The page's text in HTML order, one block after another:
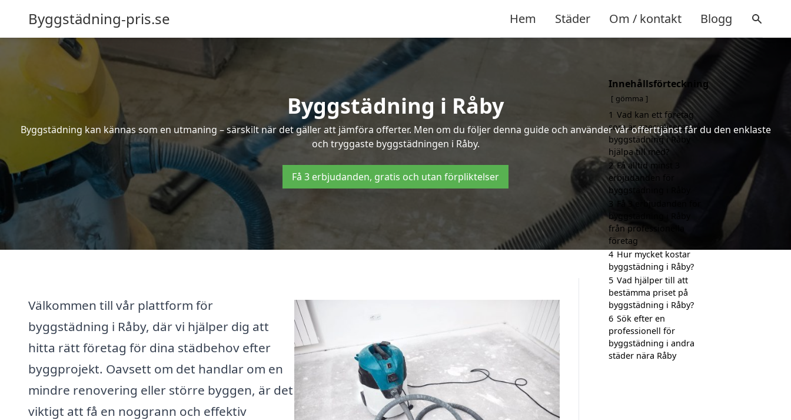
Byggstädning-pris.se Hem Städer Om / kontakt Blogg
Byggstädning i Råby
Byggstädning kan kännas som en utmaning – särskilt när det gäller att jämföra offerter. Men om du följer denna guide och använder vår offerttjänst får du den enklaste
och tryggaste byggstädningen i Råby.
Få 3 erbjudanden, gratis och utan förpliktelser
Välkommen till vår plattform för
byggstädning i Råby, där vi hjälper dig att
hitta rätt företag för dina städbehov efter
byggprojekt. Oavsett om det handlar om en
mindre renovering eller större byggen, är det
viktigt att få en noggrann och effektiv
Innehållsförteckning
gömma
1 Vad kan ett företag
som är specialiserat på
byggstädning i Råby
hjälpa till med?
2 Få alltid minst 3
erbjudanden för
byggstädning i Råby
3
Få 3 erbjudanden för
byggstädning i Råby
från professionella
företag
4 Hur mycket kostar
byggstädning i Råby?
5 Vad hjälper till att
bestämma priset på
byggstädning i Råby?
6 Sök efter en
professionell för
byggstädning i andra
städer nära Råby